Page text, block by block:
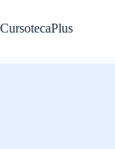
al
contenido
CursotecaPlus